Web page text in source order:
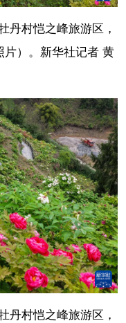
丹村恺之峰旅游区，
）。 新华社记者 黄
丹村恺之峰旅游区，